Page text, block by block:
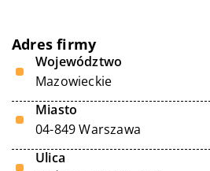
Adres firmy
Województwo
Mazowieckie
Miasto
04-849 Warszawa
Ulica